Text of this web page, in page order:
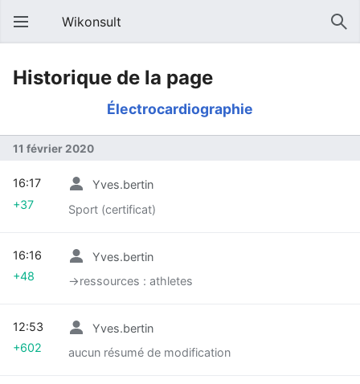
Wikonsult
Historique de la page
Électrocardiographie
11 février 2020
Yves.bertin
Sport (certificat)
16:17
+37
Yves.bertin
→‎ressources : athletes
16:16
+48
Yves.bertin
aucun résumé de modification
12:53
+602